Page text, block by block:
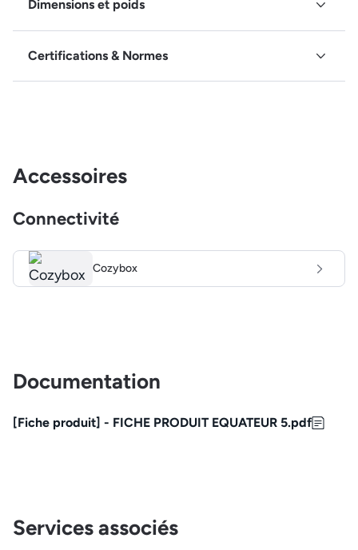
Dimensions et poids
Certifications & Normes
Accessoires
Connectivité
Cozybox
Documentation
[Fiche produit] - FICHE PRODUIT EQUATEUR 5.pdf
Services associés